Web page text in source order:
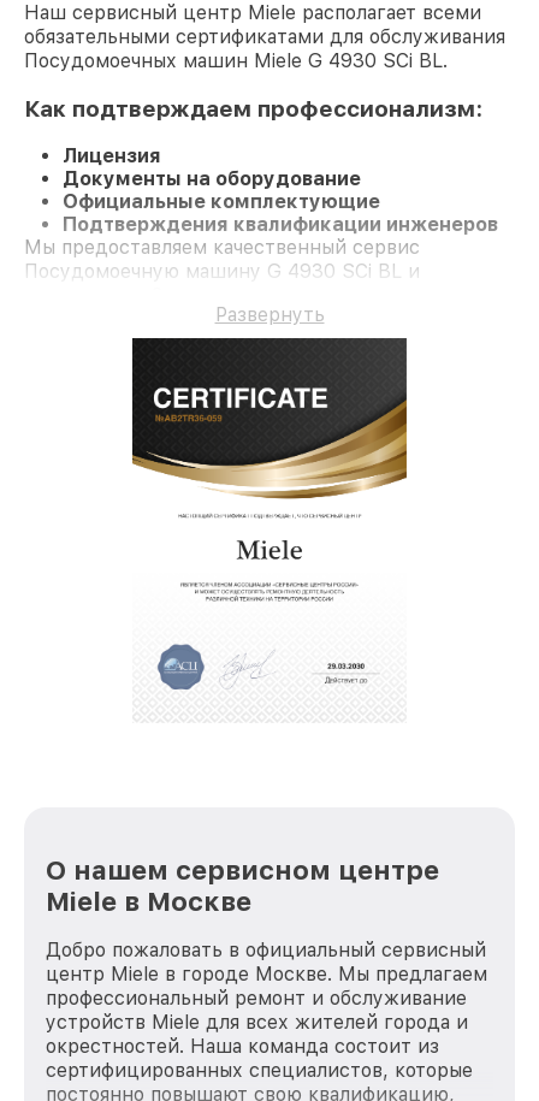
Наш сервисный центр Miele располагает всеми
обязательными сертификатами для обслуживания
Посудомоечных машин Miele G 4930 SCi BL.
Как подтверждаем профессионализм:
Лицензия
Документы на оборудование
Официальные комплектующие
Подтверждения квалификации инженеров
Мы предоставляем качественный сервис
Посудомоечную машину G 4930 SCi BL и
Развернуть
О нашем сервисном центре
Miele в Москве
Добро пожаловать в официальный сервисный
центр Miele в городе Москве. Мы предлагаем
профессиональный ремонт и обслуживание
устройств Miele для всех жителей города и
окрестностей. Наша команда состоит из
сертифицированных специалистов, которые
постоянно повышают свою квалификацию,